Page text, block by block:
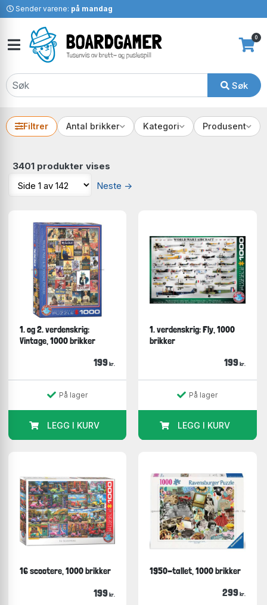
Sender varene: på mandag
Søk
0
Filtrer Antal brikker Kategori Produsent
3401 produkter vises
Neste →
1. og 2. verdenskrig:
Vintage, 1000 brikker
199 kr.
På lager
LEGG I KURV
1. verdenskrig: Fly, 1000
brikker
199 kr.
På lager
LEGG I KURV
16 scootere, 1000 brikker
199 kr.
1950-tallet, 1000 brikker
299 kr.